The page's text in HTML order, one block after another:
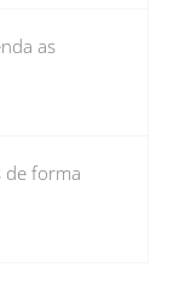
as
de forma